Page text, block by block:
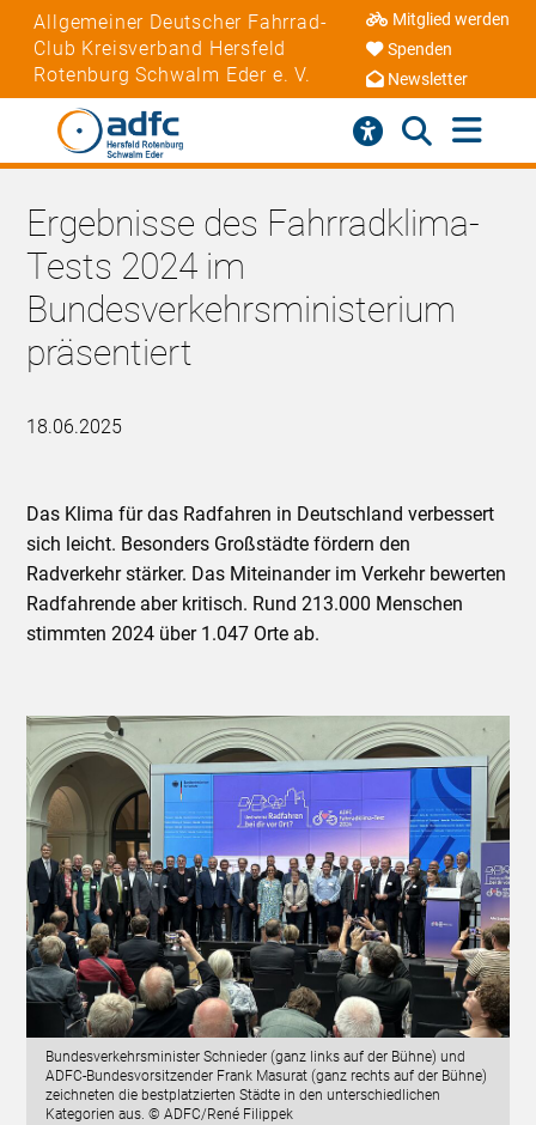
Allgemeiner Deutscher Fahrrad-
Club Kreisverband Hersfeld
Rotenburg Schwalm Eder e. V.
Mitglied werden
Spenden
Newsletter
Ergebnisse des Fahrradklima-
Tests 2024 im
Bundesverkehrsministerium
präsentiert
18.06.2025
Das Klima für das Radfahren in Deutschland verbessert
sich leicht. Besonders Großstädte fördern den
Radverkehr stärker. Das Miteinander im Verkehr bewerten
Radfahrende aber kritisch. Rund 213.000 Menschen
stimmten 2024 über 1.047 Orte ab.
Bundesverkehrsminister Schnieder (ganz links auf der Bühne) und
ADFC-Bundesvorsitzender Frank Masurat (ganz rechts auf der Bühne)
zeichneten die bestplatzierten Städte in den unterschiedlichen
Kategorien aus. © ADFC/René Filippek